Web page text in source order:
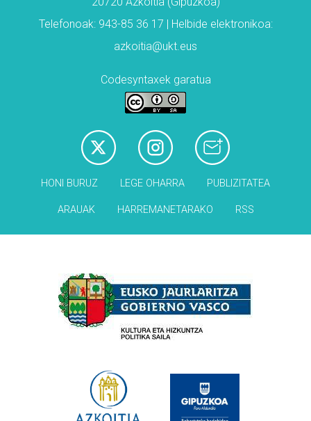
Telefonoak: 943-85 36 17 | Helbide elektronikoa:
azkoitia@ukt.eus
Codesyntaxek garatua
HONI BURUZ LEGE OHARRA PUBLIZITATEA
ARAUAK HARREMANETARAKO RSS